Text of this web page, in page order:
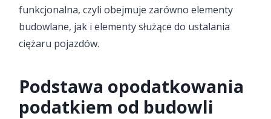
funkcjonalna, czyli obejmuje zarówno elementy
budowlane, jak i elementy służące do ustalania
ciężaru pojazdów.
Podstawa opodatkowania
podatkiem od budowli